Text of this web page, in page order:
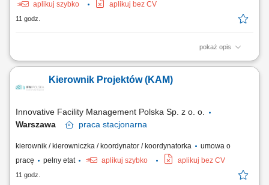
aplikuj szybko
aplikuj bez CV
11 godz.
pokaż opis
Twój zakres obowiązków kierowanie zespołem odpowiedzialnym za
klientem; nadzór nad pracą podwykonawców tak aby zapewnić
najlepszą jakość serwisu; tworzenie planów inwestycyjnych;
Kierownik Projektów (KAM)
Innovative Facility Management Polska Sp. z o. o.
Warszawa
praca stacjonarna
kierownik / kierowniczka / koordynator / koordynatorka
umowa o
pracę
pełny etat aplikuj szybko aplikuj bez CV
11 godz.